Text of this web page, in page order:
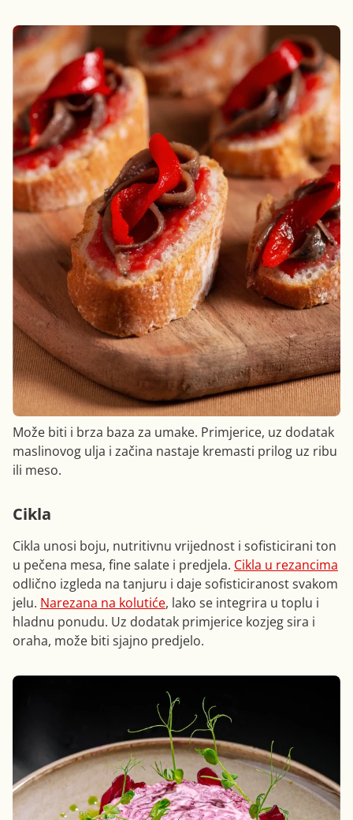
Može biti i brza baza za umake. Primjerice, uz dodatak
maslinovog ulja i začina nastaje kremasti prilog uz ribu
ili meso.
Cikla
Cikla unosi boju, nutritivnu vrijednost i sofisticirani ton
u pečena mesa, fine salate i predjela. Cikla u rezancima
odlično izgleda na tanjuru i daje sofisticiranost svakom
jelu. Narezana na kolutiće, lako se integrira u toplu i
hladnu ponudu. Uz dodatak primjerice kozjeg sira i
oraha, može biti sjajno predjelo.